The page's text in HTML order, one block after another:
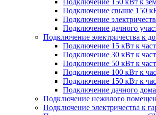
Подключение 150 кВт к
Подключение свыше 150
Подключение
Подключение дачного
Подключение электричества к
Подключение 15 кВт к
Подключение 30 кВт к
Подключение 50 кВт к
Подключение 100 кВт к
Подключение 150 кВт к
Подключение дачного дома
Подключение нежилого
Подключение электричества к